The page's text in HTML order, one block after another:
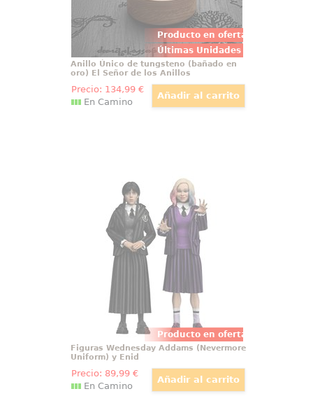
Producto en oferta
Últimas Unidades
Anillo Único de tungsteno (bañado en
oro) El Señor de los Anillos
Precio: 134,99€
En Camino
Producto en oferta
Figuras Wednesday Addams
(Nevermore Uniform) y Enid
La emoción por el misterio
alcanza su máximo con el pack de
figuras articuladas NECA de
Wednesday Addams y Enid
Sinclair: ambas miden 20 cm de
altura y lucen sus uniformes de
Nevermore Academy
Figuras Wednesday Addams (Nevermore
Uniform) y Enid
Precio: 89,99€
En Camino